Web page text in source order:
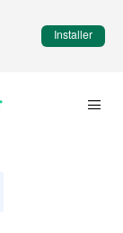
Installer